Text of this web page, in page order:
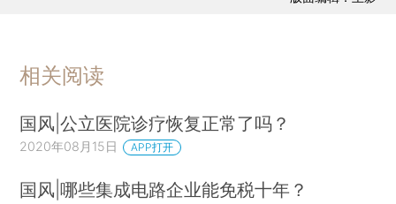
相关阅读
国风|公立医院诊疗恢复正常了吗？
2020年08月15日 APP打开
国风|哪些集成电路企业能免税十年？